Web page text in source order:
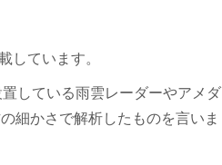
しています。
している雨雲レーダーやアメダ
細かさで解析したものを言いま